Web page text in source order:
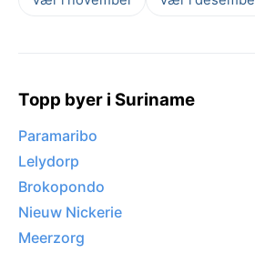
Topp byer i Suriname
Paramaribo
Lelydorp
Brokopondo
Nieuw Nickerie
Meerzorg